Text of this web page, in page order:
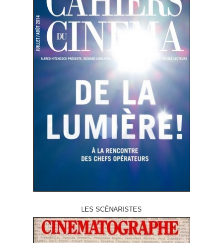
LES SCÉNARISTES